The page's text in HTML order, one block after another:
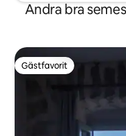
Andra bra
Gästfavorit
Gästfavorit